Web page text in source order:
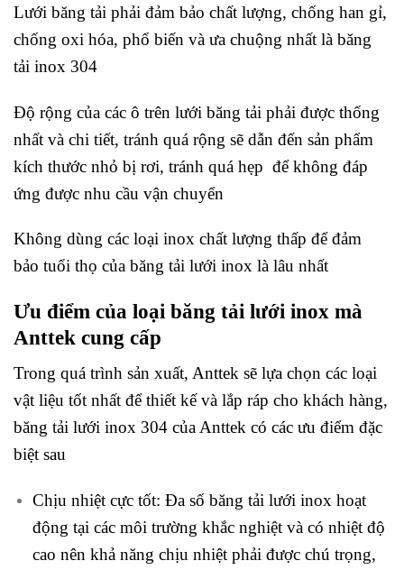
Lưới băng tải phải đảm bảo chất lượng, chống han gỉ,
chống oxi hóa, phổ biến và ưa chuộng nhất là băng
tải inox 304
Độ rộng của các ô trên lưới băng tải phải được thống
nhất và chi tiết, tránh quá rộng sẽ dẫn đến sản phẩm
kích thước nhỏ bị rơi, tránh quá hẹp để không đáp
ứng được nhu cầu vận chuyển
Không dùng các loại inox chất lượng thấp để đảm
bảo tuổi thọ của băng tải lưới inox là lâu nhất
Ưu điểm của loại băng tải lưới inox mà
Anttek cung cấp
Trong quá trình sản xuất, Anttek sẽ lựa chọn các loại
vật liệu tốt nhất để thiết kế và lắp ráp cho khách hàng,
băng tải lưới inox 304 của Anttek có các ưu điểm đặc
biệt sau
Chịu nhiệt cực tốt: Đa số băng tải lưới inox hoạt
động tại các môi trường khắc nghiệt và có nhiệt độ
cao nên khả năng chịu nhiệt phải được chú trọng,